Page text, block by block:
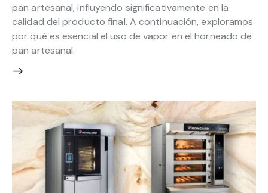
pan artesanal, influyendo significativamente en la
calidad del producto final. A continuación, exploramos
por qué es esencial el uso de vapor en el horneado de
pan artesanal.